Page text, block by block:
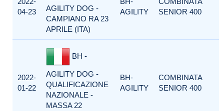
04-23
AGILITY DOG -
CAMPIANO RA 23
APRILE (ITA)
AGILITY
SENIOR 400
2022-
01-22
BH -
AGILITY DOG -
QUALIFICAZIONE
NAZIONALE -
MASSA 22
BH-
AGILITY
COMBINATA
SENIOR 400